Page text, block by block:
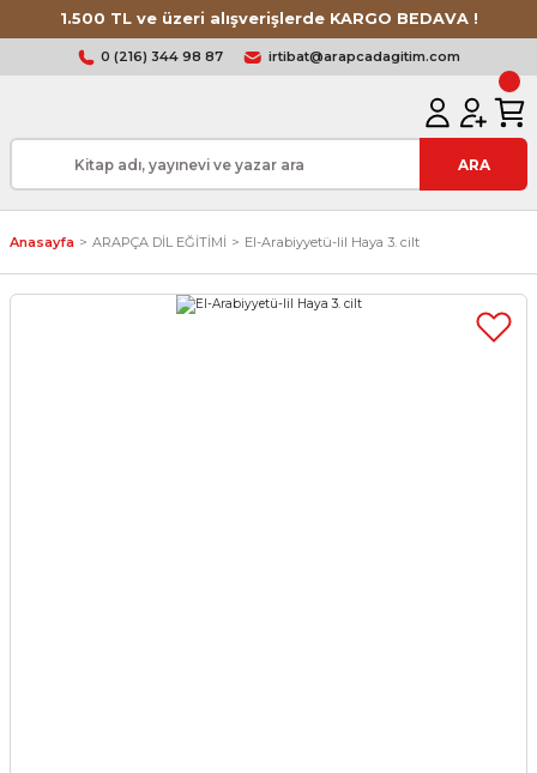
1.500 TL ve üzeri alışverişlerde KARGO BEDAVA !
0 (216) 344 98 87 irtibat@arapcadagitim.com
ARA
Anasayfa ARAPÇA DİL EĞİTİMİ El-Arabiyyetü-lil Haya 3. cilt